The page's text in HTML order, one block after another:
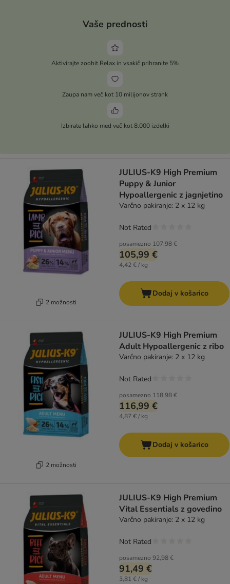
Vaše prednosti
Aktivirajte zoohit Relax in vsakič prihranite 5%
Zaupa nam več kot 10 milijonov strank
Izbirate lahko med več kot 8.000 izdelki
2 možnosti
JULIUS-K9 High Premium
Puppy & Junior
Hypoallergenic z jagnjetino
Varčno pakiranje: 2 x 12 kg
posamezno 107,98 €
105,99 €
4,42 € / kg
Not Rated
Dodaj v košarico
2 možnosti
JULIUS-K9 High Premium
Adult Hypoallergenic z ribo
Varčno pakiranje: 2 x 12 kg
posamezno 118,98 €
116,99 €
4,87 € / kg
Not Rated
Dodaj v košarico
JULIUS-K9 High Premium
Vital Essentials z govedino
Varčno pakiranje: 2 x 12 kg
posamezno 92,98 €
91,49 €
3,81 € / kg
Not Rated